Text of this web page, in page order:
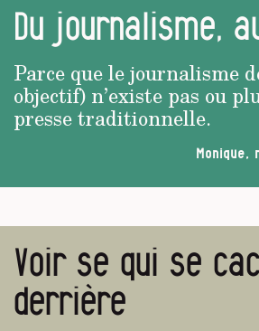
Du journalisme,
Parce que le journalisme
objectif) n’existe pas ou
presse traditionnelle.
Monique,
Voir se qui se
derrière